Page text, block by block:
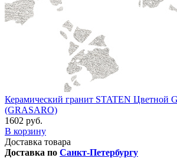
Керамический гранит STATEN Цветной
(GRASARO)
1602 руб.
В корзину
Доставка товара
Доставка по Санкт-Петербургу